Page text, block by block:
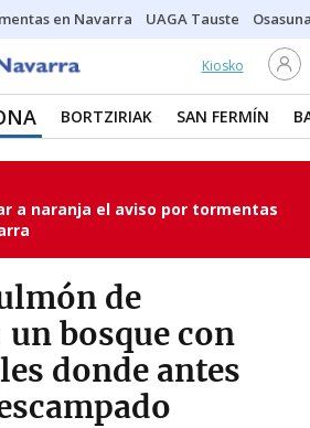
en Navarra UAGA Tauste
Kiosko
BORTZIRIAK SAN FERMÍN
a naranja el aviso por tormentas
de
bosque con
donde antes